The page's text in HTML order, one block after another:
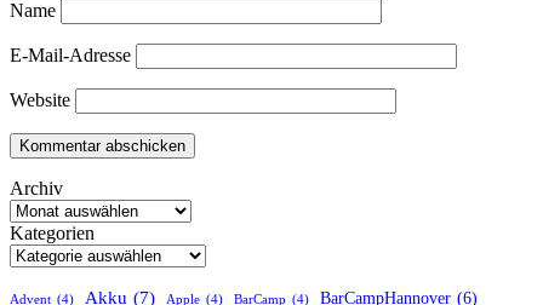
Name
E-Mail-Adresse
Website
Archiv
Kategorien
Advent (4) Akku (7) Apple (4) BarCamp (4) BarCampHannover (6)